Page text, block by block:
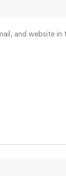
and website